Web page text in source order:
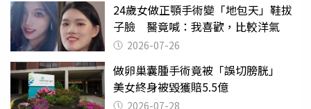
24歲女做正顎手術變「地包天」鞋拔
子臉 醫竟喊：我喜歡，比較洋氣
2026-07-26
做卵巢囊腫手術竟被「誤切膀胱」
美女終身被毀獲賠5.5億
2026-07-28